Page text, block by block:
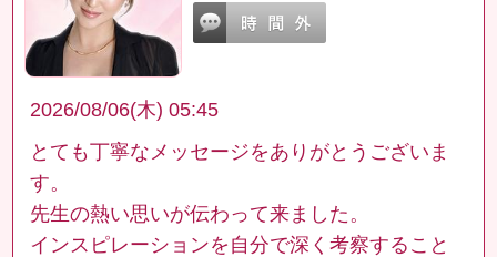
2026/08/06(木) 05:45
とても丁寧なメッセージをありがとうございま
す。
先生の熱い思いが伝わって来ました。
インスピレーションを自分で深く考察すること